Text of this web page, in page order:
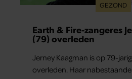
GEZOND
Earth & Fire-zangeres
(79) overleden
Jerney Kaagman is op 79-
overleden. Haar